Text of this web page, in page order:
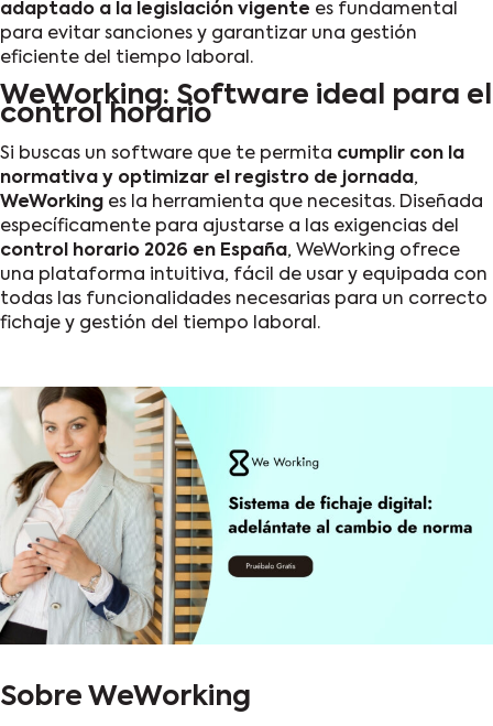
adaptado a la legislación vigente es fundamental
para evitar sanciones y garantizar una gestión
eficiente del tiempo laboral.
WeWorking: Software ideal para el
control horario
Si buscas un software que te permita cumplir con la
normativa y optimizar el registro de jornada,
WeWorking es la herramienta que necesitas. Diseñada
específicamente para ajustarse a las exigencias del
control horario 2026 en España, WeWorking ofrece
una plataforma intuitiva, fácil de usar y equipada con
todas las funcionalidades necesarias para un correcto
fichaje y gestión del tiempo laboral.
Sobre WeWorking